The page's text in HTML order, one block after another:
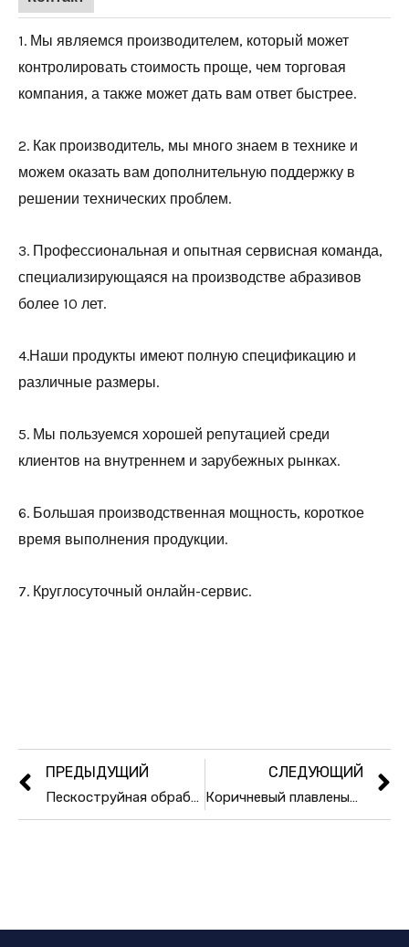
1. Мы являемся производителем, который может
контролировать стоимость проще, чем торговая
компания, а также может дать вам ответ быстрее.
2. Как производитель, мы много знаем в технике и
можем оказать вам дополнительную поддержку в
решении технических проблем.
3. Профессиональная и опытная сервисная команда,
специализирующаяся на производстве абразивов
более 10 лет.
4.Наши продукты имеют полную спецификацию и
различные размеры.
5. Мы пользуемся хорошей репутацией среди
клиентов на внутреннем и зарубежных рынках.
6. Большая производственная мощность, короткое
время выполнения продукции.
7. Круглосуточный онлайн-сервис.
ПРЕДЫДУЩИЙ
Пескоструйная обработка стеклянных шариков/абразивных материалов для стекла/материалов для отделки
СЛЕДУЮЩИЙ
Коричневый плавленый глинозем производитель Китай